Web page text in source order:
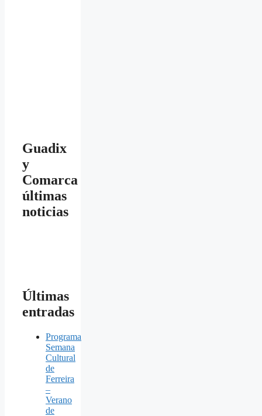
Guadix
y
Comarca
últimas
noticias
Últimas
entradas
Programa
Semana
Cultural
de
Ferreira
–
Verano
de